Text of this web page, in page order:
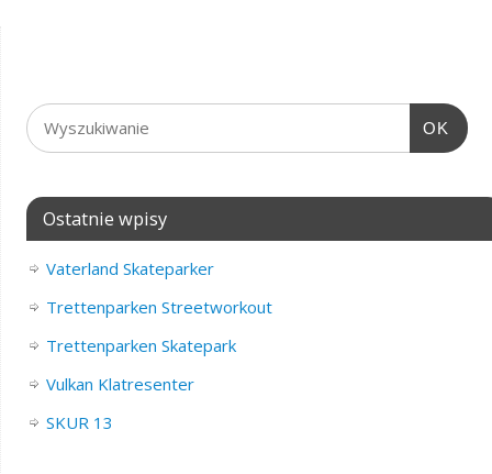
OK
Ostatnie wpisy
Vaterland Skateparker
Trettenparken Streetworkout
Trettenparken Skatepark
Vulkan Klatresenter
SKUR 13